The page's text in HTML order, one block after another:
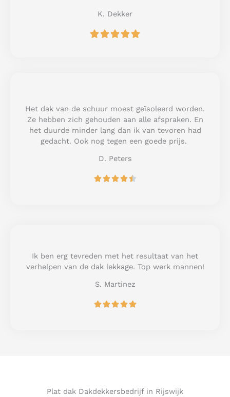
K. Dekker
R
u
t
o
f
Het dak van de schuur moest geïsoleerd worden.
Ze hebben zich gehouden aan alle afspraken. En
het duurde minder lang dan ik van tevoren had
gedacht. Ook nog tegen een goede prijs.
D. Peters

f
Ik ben erg tevreden met het resultaat van het
verhelpen van de dak lekkage. Top werk mannen!
S. Martinez
R
t
Plat dak Dakdekkersbedrijf in Rijswijk